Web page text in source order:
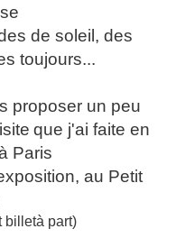
de soleil, des
toujours...
proposer un peu
que j'ai faite en
Paris
au Petit
billetà part)